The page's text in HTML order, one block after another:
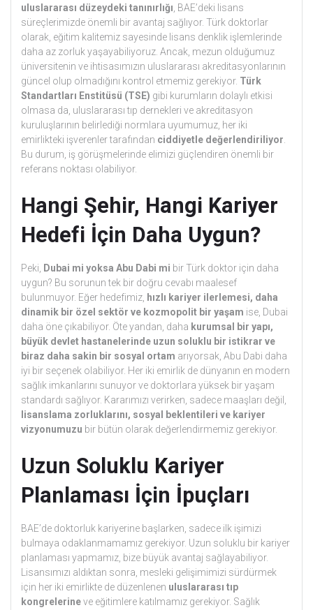
uluslararası düzeydeki tanınırlığı , BAE’deki lisans
süreçlerimizde önemli bir avantaj sağlıyor. Türk doktorlar
olarak, eğitim kalitemiz sayesinde lisans denklik işlemlerinde
daha az zorluk yaşayabiliyoruz. Ancak, mezun olduğumuz
üniversitenin ve ihtisasımızın uluslararası akreditasyonlarının
güncel olup olmadığını kontrol etmemiz gerekiyor. Türk
Standartları Enstitüsü (TSE) gibi kurumların dolaylı etkisi
olmasa da, uluslararası tıp dernekleri ve akreditasyon
kuruluşlarının belirlediği normlara uyumumuz, her iki
emirlikteki işverenler tarafından ciddiyetle değerlendiriliyor
Bu durum, iş görüşmelerinde elimizi güçlendiren önemli bir
referans noktası olabiliyor.
Hangi Şehir, Hangi Kariyer
Hedefi İçin Daha Uygun?
Peki, Dubai mi yoksa Abu Dabi mi bir Türk doktor için daha
uygun? Bu sorunun tek bir doğru cevabı maalesef
bulunmuyor. Eğer hedefimiz, hızlı kariyer ilerlemesi, daha
dinamik bir özel sektör ve kozmopolit bir yaşam ise, Dubai
daha öne çıkabiliyor. Öte yandan, daha kurumsal bir yapı,
büyük devlet hastanelerinde uzun soluklu bir istikrar ve
biraz daha sakin bir sosyal ortam arıyorsak, Abu Dabi daha
iyi bir seçenek olabiliyor. Her iki emirlik de dünyanın en modern
sağlık imkanlarını sunuyor ve doktorlara yüksek bir yaşam
standardı sağlıyor. Kararımızı verirken, sadece maaşları değil,
lisanslama zorluklarını, sosyal beklentileri ve kariyer
vizyonumuzu bir bütün olarak değerlendirmemiz gerekiyor.
Uzun Soluklu Kariyer
Planlaması İçin İpuçları
BAE’de doktorluk kariyerine başlarken, sadece ilk işimizi
bulmaya odaklanmamamız gerekiyor. Uzun soluklu bir kariyer
planlaması yapmamız, bize büyük avantaj sağlayabiliyor.
Lisansımızı aldıktan sonra, mesleki gelişimimizi sürdürmek
için her iki emirlikte de düzenlenen uluslararası tıp
kongrelerineve eğitimlere katılmamız gerekiyor. Sağlık